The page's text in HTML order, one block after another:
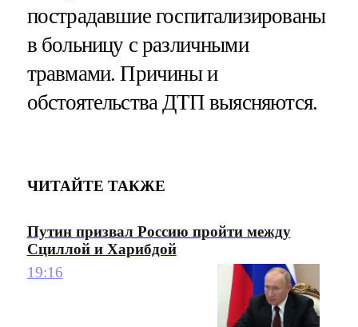
пострадавшие госпитализированы
в больницу с различными
травмами. Причины и
обстоятельства ДТП выясняются.
ЧИТАЙТЕ ТАКЖЕ
Путин призвал Россию пройти между
Сциллой и Харибдой
19:16